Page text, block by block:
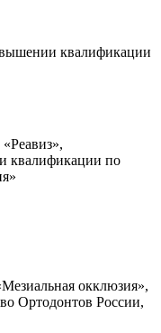
квалификации
квалификации по
окклюзия»,
Ортодонтов России,